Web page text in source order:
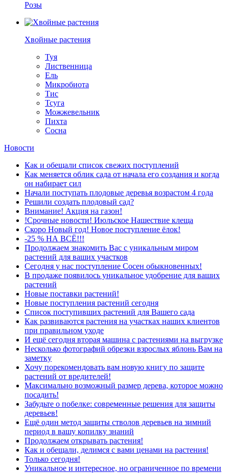
Розы
Хвойные растения
Туя
Лиственница
Ель
Микробиота
Тис
Тсуга
Можжевельник
Пихта
Сосна
Новости
Как и обещали список свежих поступлений
Как меняется облик сада от начала его создания и когда
он набирает сил
Начали поступать плодовые деревья возрастом 4 года
Решили создать плодовый сад?
Внимание! Акция на газон!
!Срочные новости! Июльское Нашествие клеща
Скоро Новый год! Новое поступление ёлок!
-25 % НА ВСЁ!!!
Продолжаем знакомить Вас с уникальным миром
растений для ваших участков
Сегодня у нас поступление Сосен обыкновенных!
В продаже появилось уникальное удобрение для ваших
растений
Новые поставки растений!
Новые поступления растений сегодня
Список поступивших растений для Вашего сада
Как развиваются растения на участках наших клиентов
при правильном уходе
И ещё сегодня вторая машина с растениями на выгрузке
Несколько фотографий обрезки взрослых яблонь Вам на
заметку
Хочу порекомендовать вам новую книгу по защите
растений от вредителей!
Максимально возможный размер дерева, которое можно
посадить!
Забудьте о побелке: современные решения для защиты
деревьев!
Ещё один метод защиты стволов деревьев на зимний
период в вашу копилку знаний
Продолжаем открывать растения!
Как и обещали, делимся с вами ценами на растения!
Только сегодня!
Уникальное и интересное, но ограниченное по времени